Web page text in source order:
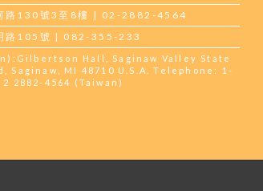
路130號3至8樓 | 02-2882-4564
路105號 | 082-355-233
Hall, Saginaw Valley State
Saginaw, MI 48710 U.S.A. Telephone: 1-
2882-4564 (Taiwan)